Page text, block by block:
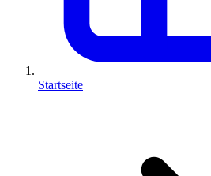
Startseite